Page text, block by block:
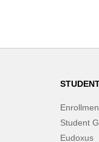
Student
Eudoxus